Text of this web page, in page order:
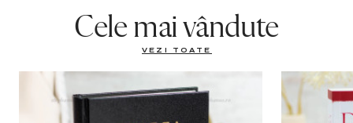
Cele mai vândute
VEZI TOATE